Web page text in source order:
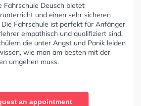
Fahrschule Deusch bietet
und einen sehr sicheren
Fahrschule ist perfekt für Anfänger
empathisch und qualifiziert sind.
die unter Angst und Panik leiden
wie man am besten mit der
umgehen muss.
an appointment